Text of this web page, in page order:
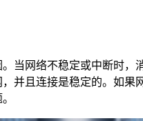
当网络不稳定或中断时
并且连接是稳定的。如果